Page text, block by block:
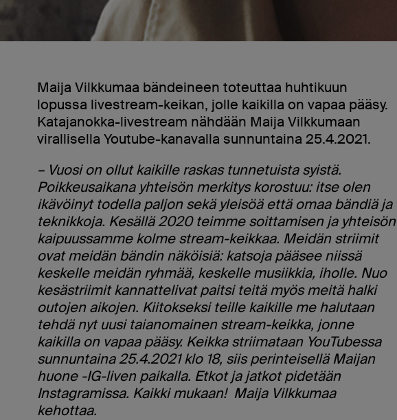
Maija Vilkkumaa bändeineen toteuttaa huhtikuun
lopussa livestream-keikan, jolle kaikilla on vapaa pääsy.
Katajanokka-livestream nähdään Maija Vilkkumaan
virallisella Youtube-kanavalla sunnuntaina 25.4.2021.
– Vuosi on ollut kaikille raskas tunnetuista syistä.
Poikkeusaikana yhteisön merkitys korostuu: itse olen
ikävöinyt todella paljon sekä yleisöä että omaa bändiä ja
teknikkoja. Kesällä 2020 teimme soittamisen ja yhteisön
kaipuussamme kolme stream-keikkaa. Meidän striimit
ovat meidän bändin näköisiä: katsoja pääsee niissä
keskelle meidän ryhmää, keskelle musiikkia, iholle. Nuo
kesästriimit kannattelivat paitsi teitä myös meitä halki
outojen aikojen. Kiitokseksi teille kaikille me halutaan
tehdä nyt uusi taianomainen stream-keikka, jonne
kaikilla on vapaa pääsy. Keikka striimataan YouTubessa
sunnuntaina 25.4.2021 klo 18, siis perinteisellä Maijan
huone -IG-liven paikalla. Etkot ja jatkot pidetään
Instagramissa. Kaikki mukaan! Maija Vilkkumaa
kehottaa.